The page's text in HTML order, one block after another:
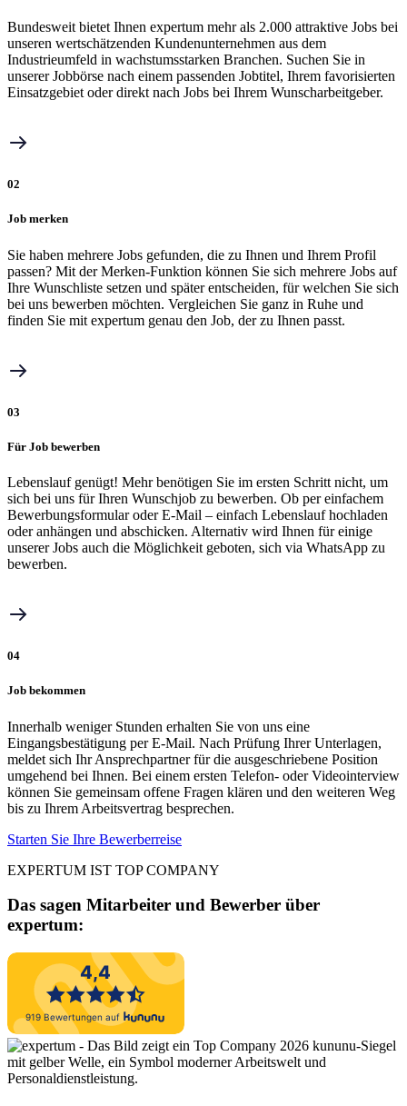
Bundesweit bietet Ihnen expertum mehr als 2.000 attraktive Jobs bei
unseren wertschätzenden Kundenunternehmen aus dem
Industrieumfeld in wachstumsstarken Branchen. Suchen Sie in
unserer Jobbörse nach einem passenden Jobtitel, Ihrem favorisierten
Einsatzgebiet oder direkt nach Jobs bei Ihrem Wunscharbeitgeber.
02
Job merken
Sie haben mehrere Jobs gefunden, die zu Ihnen und Ihrem Profil
passen? Mit der Merken-Funktion können Sie sich mehrere Jobs auf
Ihre Wunschliste setzen und später entscheiden, für welchen Sie sich
bei uns bewerben möchten. Vergleichen Sie ganz in Ruhe und
finden Sie mit expertum genau den Job, der zu Ihnen passt.
03
Für Job bewerben
Lebenslauf genügt! Mehr benötigen Sie im ersten Schritt nicht, um
sich bei uns für Ihren Wunschjob zu bewerben. Ob per einfachem
Bewerbungsformular oder E-Mail – einfach Lebenslauf hochladen
oder anhängen und abschicken. Alternativ wird Ihnen für einige
unserer Jobs auch die Möglichkeit geboten, sich via WhatsApp zu
bewerben.
04
Job bekommen
Innerhalb weniger Stunden erhalten Sie von uns eine
Eingangsbestätigung per E-Mail. Nach Prüfung Ihrer Unterlagen,
meldet sich Ihr Ansprechpartner für die ausgeschriebene Position
umgehend bei Ihnen. Bei einem ersten Telefon- oder Videointerview
können Sie gemeinsam offene Fragen klären und den weiteren Weg
bis zu Ihrem Arbeitsvertrag besprechen.
Starten Sie Ihre Bewerberreise
EXPERTUM IST TOP COMPANY
Das sagen Mitarbeiter und Bewerber über
expertum: